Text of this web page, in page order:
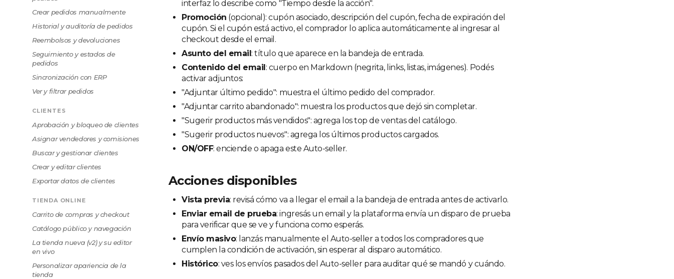
Crear pedidos manualmente
Historial y auditoría de pedidos
Reembolsos y devoluciones
Seguimiento y estados de
pedidos
Sincronización con ERP
Ver y filtrar pedidos
CLIENTES
Aprobación y bloqueo de clientes
Asignar vendedores y comisiones
Buscar y gestionar clientes
Crear y editar clientes
Exportar datos de clientes
TIENDA ONLINE
Carrito de compras y checkout
Catálogo público y navegación
La tienda nueva (v2) y su editor
en vivo
Personalizar apariencia de la
tienda
interfaz lo describe como "Tiempo desde la acción".
Promoción (opcional): cupón asociado, descripción del cupón, fecha de expiración del
cupón. Si el cupón está activo, el comprador lo aplica automáticamente al ingresar al
checkout desde el email.
Asunto del email: título que aparece en la bandeja de entrada.
Contenido del email: cuerpo en Markdown (negrita, links, listas, imágenes). Podés
activar adjuntos:
"Adjuntar último pedido": muestra el último pedido del comprador.
"Adjuntar carrito abandonado": muestra los productos que dejó sin completar.
"Sugerir productos más vendidos": agrega los top de ventas del catálogo.
"Sugerir productos nuevos": agrega los últimos productos cargados.
ON/OFF: enciende o apaga este Auto-seller.
Acciones disponibles
Vista previa: revisá cómo va a llegar el email a la bandeja de entrada antes de activarlo.
Enviar email de prueba: ingresás un email y la plataforma envía un disparo de prueba
para verificar que se ve y funciona como esperás.
Envío masivo: lanzás manualmente el Auto-seller a todos los compradores que
cumplen la condición de activación, sin esperar al disparo automático.
Histórico: ves los envíos pasados del Auto-seller para auditar qué se mandó y cuándo.